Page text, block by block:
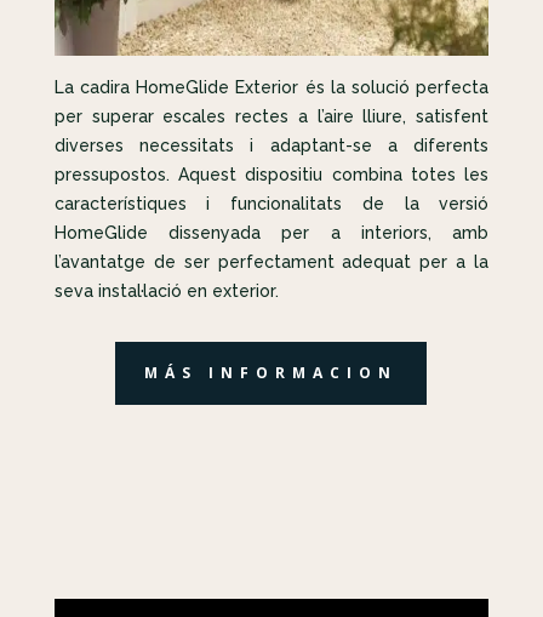
La cadira HomeGlide Exterior és la solució perfecta
per superar escales rectes a l’aire lliure, satisfent
diverses necessitats i adaptant-se a diferents
pressupostos. Aquest dispositiu combina totes les
característiques i funcionalitats de la versió
HomeGlide dissenyada per a interiors, amb
l’avantatge de ser perfectament adequat per a la
seva instal·lació en exterior.
MÁS INFORMACION